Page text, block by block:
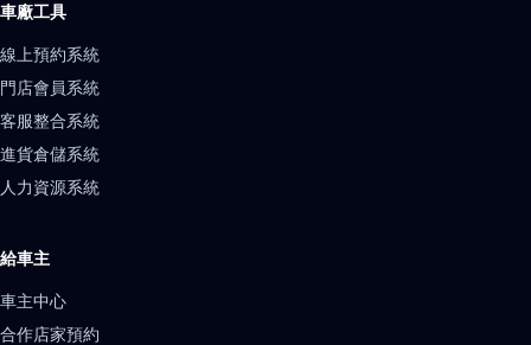
車廠工具
線上預約系統
門店會員系統
客服整合系統
進貨倉儲系統
人力資源系統
給車主
車主中心
合作店家預約